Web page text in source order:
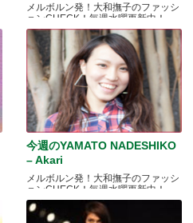
メルボルン発！大和撫子のファッシ
ョンCHECK！毎週水曜更新中！
今週のYAMATO NADESHIKO
– Akari
メルボルン発！大和撫子のファッシ
ョンCHECK！毎週水曜更新中！